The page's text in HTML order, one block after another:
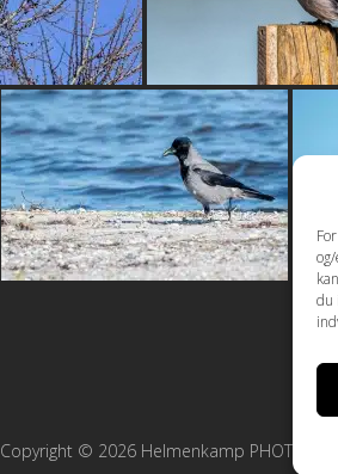
du
Copyright © 2026 Helmenkamp